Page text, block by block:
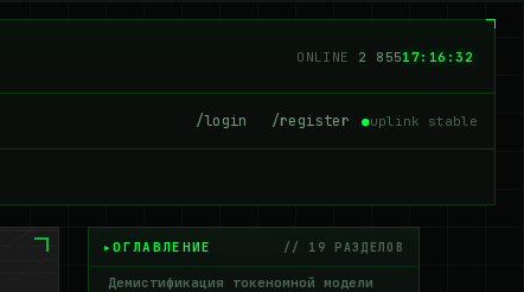
ONLINE 2 85117:16:34
/login /register ●uplink stable
ОГЛАВЛЕНИЕ // 19 РАЗДЕЛОВ
Демистификация токеномной модели